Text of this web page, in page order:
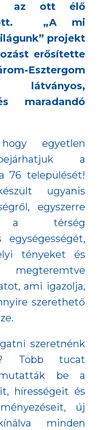
az ott élő
„A mi
projekt
erősítette
Esztergom
látványos,
maradandó
egyetlen
a
76 települését!
ugyanis
egyszerre
a térség
egységességét,
tényeket és
megteremtve
ami igazolja,
szerethető
szeretnénk
Több tucat
mutatták be a
hírességeit és
új
minden